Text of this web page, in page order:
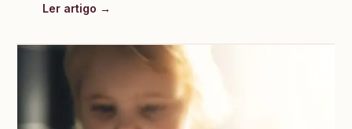
Ler artigo →